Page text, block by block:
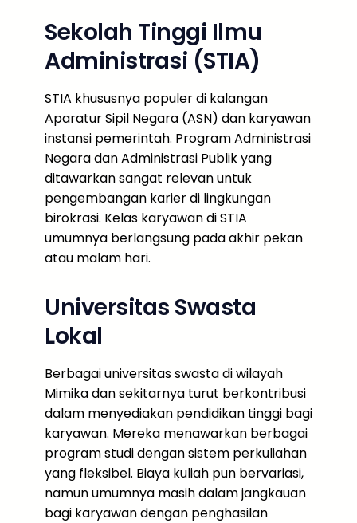
Sekolah Tinggi Ilmu
Administrasi (STIA)
STIA khususnya populer di kalangan
Aparatur Sipil Negara (ASN) dan karyawan
instansi pemerintah. Program Administrasi
Negara dan Administrasi Publik yang
ditawarkan sangat relevan untuk
pengembangan karier di lingkungan
birokrasi. Kelas karyawan di STIA
umumnya berlangsung pada akhir pekan
atau malam hari.
Universitas Swasta
Lokal
Berbagai universitas swasta di wilayah
Mimika dan sekitarnya turut berkontribusi
dalam menyediakan pendidikan tinggi bagi
karyawan. Mereka menawarkan berbagai
program studi dengan sistem perkuliahan
yang fleksibel. Biaya kuliah pun bervariasi,
namun umumnya masih dalam jangkauan
bagi karyawan dengan penghasilan